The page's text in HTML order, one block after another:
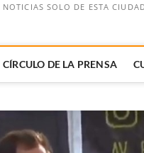
NOTICIAS SOLO DE ESTA
CÍRCULO DE LA PRENSA